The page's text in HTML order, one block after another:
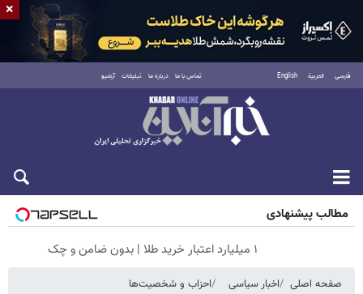
فارسی العربية English تماس با ما درباره ما تبلیغات آرشیو
جمعه ۱۶ مرداد ۱۴۰۵
مطالب پیشنهادی
۱ میلیارد اعتبار خرید طلا | بدون ضامن و چک
صفحه اصلی اخبار سیاسی احزاب و شخصیت‌ها
×